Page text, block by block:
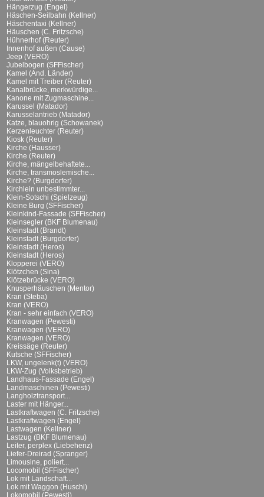
Hängerzug (Engel)
Häschen-Seilbahn (Kellner)
Häschentaxi (Kellner)
Häuschen (C. Fritzsche)
Hühnerhof (Reuter)
Innenhof außen (Cause)
Jeep (VERO)
Jubelbogen (SFFischer)
Kamel (And. Länder)
Kamel mit Treiber (Reuter)
Kanalbrücke, merkwürdige...
Kanone mit Zugmaschine...
Karussel (Matador)
Karusselantrieb (Matador)
Katze, blauohrig (Schowanek)
Kerzenleuchter (Reuter)
Kiosk (Reuter)
Kirche (Hausser)
Kirche (Reuter)
Kirche, mängelbehaftete...
Kirche, transmoslemische...
Kirche? (Burgdorfer)
Kirchlein unbestimmter...
Klein-Sotschi (Spielzeug)
Kleine Burg (SFFischer)
Kleinkind-Fassade (SFFischer)
Kleinsegler (BKF Blumenau)
Kleinstadt (Brandt)
Kleinstadt (Burgdorfer)
Kleinstadt (Heros)
Kleinstadt (Heros)
Klopperei (VERO)
Klötzchen (Sina)
Klötzebrücke (VERO)
Knusperhäuschen (Mentor)
Kran (Steba)
Kran (VERO)
Kran - sehr einfach (VERO)
Kranwagen (Pewesti)
Kranwagen (VERO)
Kranwagen (VERO)
Kreissäge (Reuter)
Kutsche (SFFischer)
LKW, ungelenk(t) (VERO)
LKW-Zug (Volksbetrieb)
Landhaus-Fassade (Engel)
Landmaschinen (Pewesti)
Langholztransport...
Laster mit Hänger...
Lastkraftwagen (C. Fritzsche)
Lastkraftwagen (Engel)
Lastwagen (Kellner)
Lastzug (BKF Blumenau)
Leiter, perplex (Liebehenz)
Liefer-Dreirad (Spranger)
Limousine, poliert...
Locomobil (SFFischer)
Lok mit Landschaft...
Lok mit Waggon (Huschi)
Lokomobil (Pewesti)